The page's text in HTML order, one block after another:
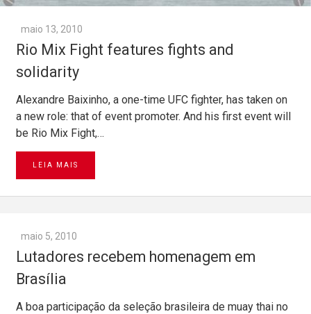
maio 13, 2010
Rio Mix Fight features fights and
solidarity
Alexandre Baixinho, a one-time UFC fighter, has taken on
a new role: that of event promoter. And his first event will
be Rio Mix Fight,…
LEIA MAIS
maio 5, 2010
Lutadores recebem homenagem em
Brasília
A boa participação da seleção brasileira de muay thai no